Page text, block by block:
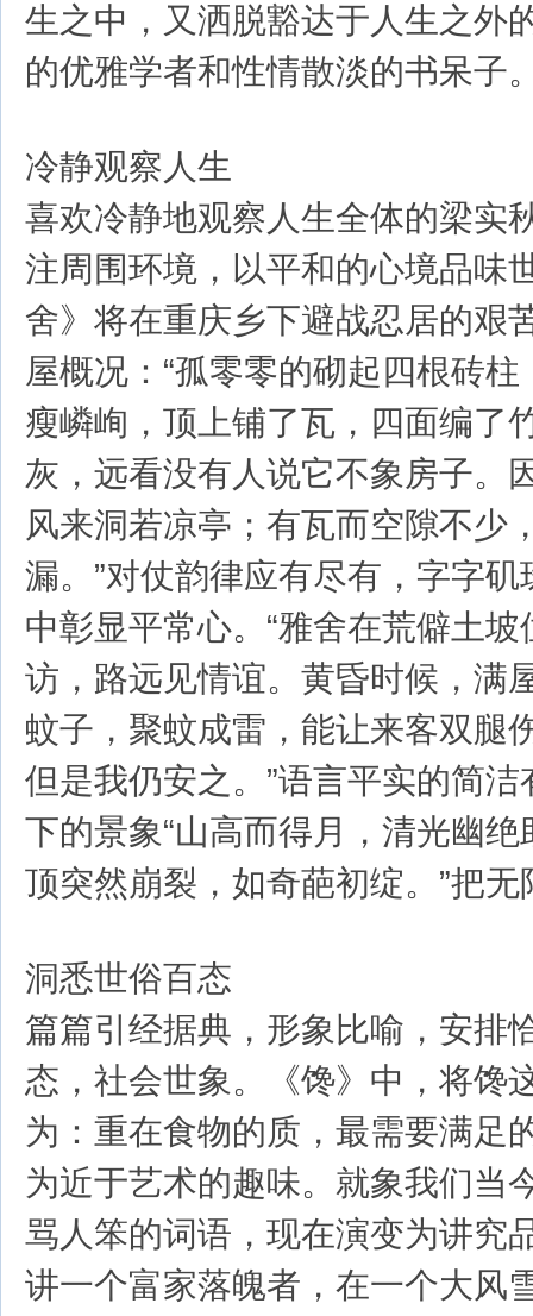
生之中，又洒脱豁达于人生之外
的优雅学者和性情散淡的书呆子
冷静观察人生
喜欢冷静地观察人生全体的梁实
注周围环境，以平和的心境品味
舍》将在重庆乡下避战忍居的艰
屋概况：“孤零零的砌起四根砖
瘦嶙峋，顶上铺了瓦，四面编了
灰，远看没有人说它不象房子。
风来洞若凉亭；有瓦而空隙不少
漏。”对仗韵律应有尽有，字字
中彰显平常心。“雅舍在荒僻土
访，路远见情谊。黄昏时候，满
蚊子，聚蚊成雷，能让来客双腿
但是我仍安之。”语言平实的简
下的景象“山高而得月，清光幽
顶突然崩裂，如奇葩初绽。”把
洞悉世俗百态
篇篇引经据典，形象比喻，安排
态，社会世象。《馋》中，将馋
为：重在食物的质，最需要满足
为近于艺术的趣味。就象我们当
骂人笨的词语，现在演变为讲究
讲一个富家落魄者，在一个大风